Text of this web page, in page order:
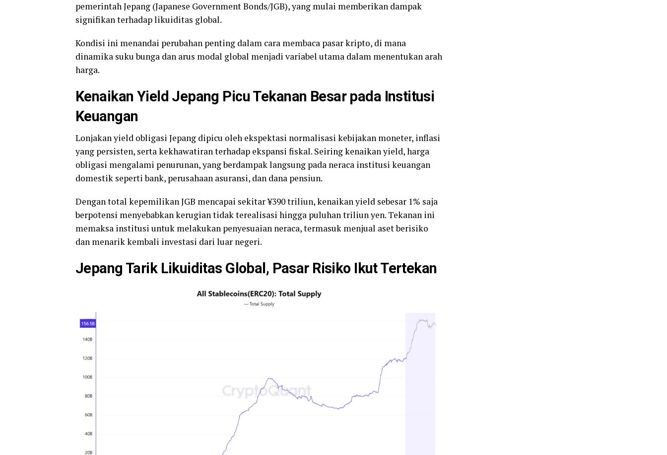
pemerintah Jepang (Japanese Government Bonds/JGB), yang mulai memberikan dampak
signifikan terhadap likuiditas global.
Kondisi ini menandai perubahan penting dalam cara membaca pasar kripto, di mana
dinamika suku bunga dan arus modal global menjadi variabel utama dalam menentukan arah
harga.
Kenaikan Yield Jepang Picu Tekanan Besar pada Institusi
Keuangan
Lonjakan yield obligasi Jepang dipicu oleh ekspektasi normalisasi kebijakan moneter, inflasi
yang persisten, serta kekhawatiran terhadap ekspansi fiskal. Seiring kenaikan yield, harga
obligasi mengalami penurunan, yang berdampak langsung pada neraca institusi keuangan
domestik seperti bank, perusahaan asuransi, dan dana pensiun.
Dengan total kepemilikan JGB mencapai sekitar ¥390 triliun, kenaikan yield sebesar 1% saja
berpotensi menyebabkan kerugian tidak terealisasi hingga puluhan triliun yen. Tekanan ini
memaksa institusi untuk melakukan penyesuaian neraca, termasuk menjual aset berisiko
dan menarik kembali investasi dari luar negeri.
Jepang Tarik Likuiditas Global, Pasar Risiko Ikut Tertekan